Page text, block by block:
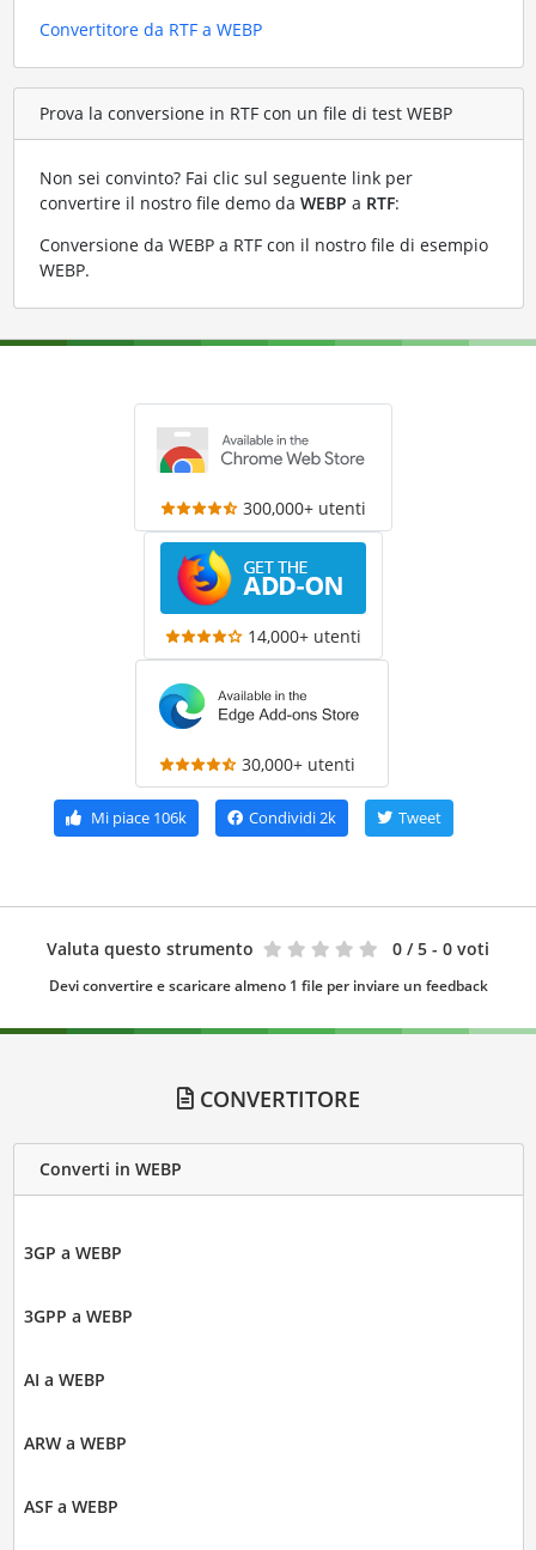
Convertitore da RTF a WEBP
Prova la conversione in RTF con un file di test WEBP
Non sei convinto? Fai clic sul seguente link per
convertire il nostro file demo da WEBP a RTF:
Conversione da WEBP a RTF con il nostro file di esempio
WEBP.
300,000+ utenti
14,000+ utenti
30,000+ utenti
Mi piace 106k Condividi2k Tweet
Valuta questo strumento 0 / 5 - 0 voti
Devi convertire e scaricare almeno 1 file per inviare un feedback
CONVERTITORE
Converti in WEBP
3GP a WEBP
3GPP a WEBP
AI a WEBP
ARW a WEBP
ASF a WEBP